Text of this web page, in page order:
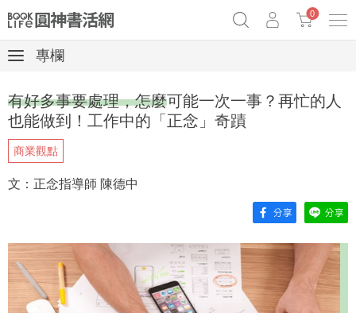
Netflix話題章魚小說！
0
專欄
有好多事要處理，怎麼可能一次一事？再忙的人
也能做到！工作中的「正念」奇蹟
商業觀點
文：正念指導師 陳德中